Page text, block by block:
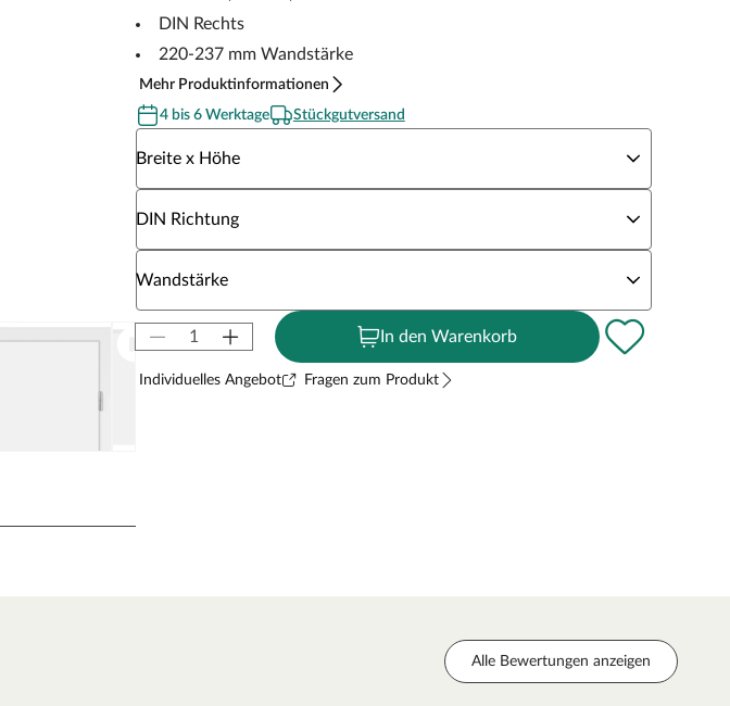
DIN Rechts
220-237 mm Wandstärke
Mehr Produktinformationen
4 bis 6 Werktage
Stückgutversand
Breite x Höhe
DIN Richtung
Wandstärke
In den Warenkorb
Individuelles Angebot Fragen zum Produkt
Alle Bewertungen anzeigen